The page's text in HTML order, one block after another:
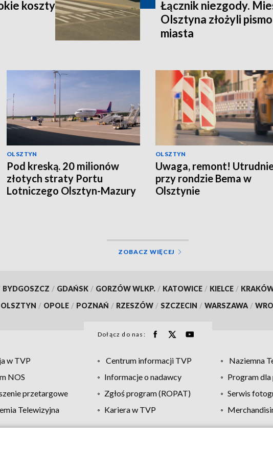
koszty
Łącznik niezgody.
Olsztyna złożyli
miasta
OLSZTYN
Pod kreską. 20 milionów
złotych straty Portu
Lotniczego Olsztyn-Mazury
OLSZTYN
Uwaga, remont!
przy rondzie Bema w
Olsztynie
ZOBACZ WIĘCEJ
BYDGOSZCZ / GDAŃSK / GORZÓW WLKP. / KATOWICE / KIELCE /
OLSZTYN / OPOLE / POZNAŃ / RZESZÓW / SZCZECIN / WARSZAWA /
Dołącz do nas:
w TVP Centrum informacji TVP Naziemna
NOS Informacje o nadawcy
Program dla
przetargowe Zgłoś program (ROPAT)
Serwis
Telewizyjna Kariera w TVP